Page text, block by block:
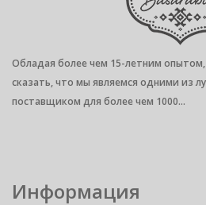
Обладая более чем 15-летним
сказать, что мы являемся одними из
поставщиком для более чем 1000...
Информация